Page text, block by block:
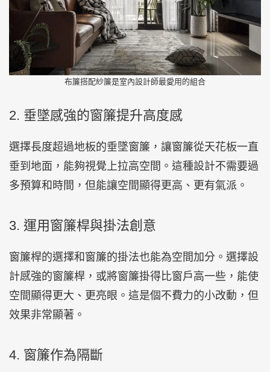
布簾搭配紗簾是室內設計師最愛用的組合
2. 垂墜感強的窗簾提升高度感
選擇長度超過地板的垂墜窗簾，讓窗簾從天花板一直
垂到地面，能夠視覺上拉高空間。這種設計不需要過
多預算和時間，但能讓空間顯得更高、更有氣派。
3. 運用窗簾桿與掛法創意
窗簾桿的選擇和窗簾的掛法也能為空間加分。選擇設
計感強的窗簾桿，或將窗簾掛得比窗戶高一些，能使
空間顯得更大、更亮眼。這是個不費力的小改動，但
效果非常顯著。
4. 窗簾作為隔斷